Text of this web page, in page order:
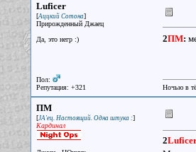
Luficer
[Аццкий Сотона]
Прирожденный Джаец
Да, это негр :)
Пол:
Репутация: +321
2ПМ:
Ночью в
ПМ
[JA'ец. Настоящий. Одна штука :]
Кардинал
2